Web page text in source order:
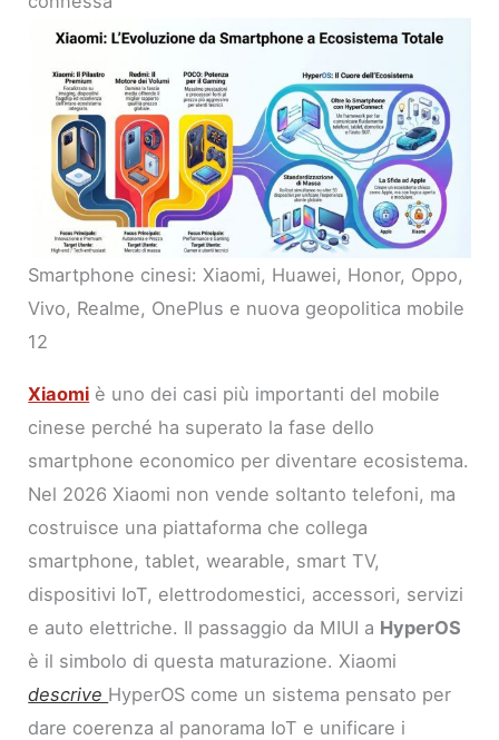
Smartphone cinesi: Xiaomi, Huawei, Honor, Oppo,
Vivo, Realme, OnePlus e nuova geopolitica mobile
12
Xiaomi è uno dei casi più importanti del mobile
cinese perché ha superato la fase dello
smartphone economico per diventare ecosistema.
Nel 2026 Xiaomi non vende soltanto telefoni, ma
costruisce una piattaforma che collega
smartphone, tablet, wearable, smart TV,
dispositivi IoT, elettrodomestici, accessori, servizi
e auto elettriche. Il passaggio da MIUI a HyperOS
è il simbolo di questa maturazione. Xiaomi
descrive HyperOS come un sistema pensato per
dare coerenza al panorama IoT e unificare i